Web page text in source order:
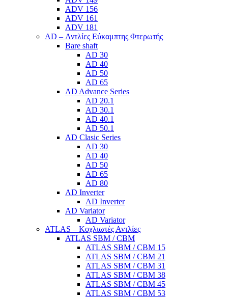
ADV 156
ADV 161
ADV 181
AD – Αντλίες Εύκαμπτης Φτερωτής
Bare shaft
AD 30
AD 40
AD 50
AD 65
AD Advance Series
AD 20.1
AD 30.1
AD 40.1
AD 50.1
AD Clasic Series
AD 30
AD 40
AD 50
AD 65
AD 80
AD Inverter
AD Inverter
AD Variator
AD Variator
ATLAS – Κοχλιωτές Αντλίες
ATLAS SBM / CBM
ATLAS SBM / CBM 15
ATLAS SBM / CBM 21
ATLAS SBM / CBM 31
ATLAS SBM / CBM 38
ATLAS SBM / CBM 45
ATLAS SBM / CBM 53